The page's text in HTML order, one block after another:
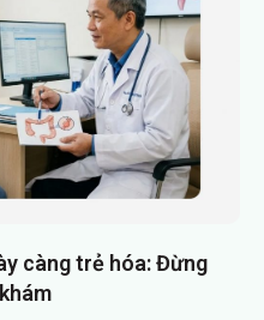
càng trẻ hóa: Đừng